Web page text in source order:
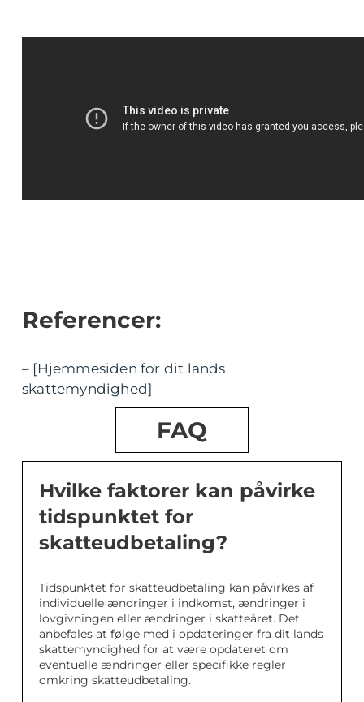
Referencer:
– [Hjemmesiden for dit lands
skattemyndighed]
FAQ
Hvilke faktorer kan påvirke
tidspunktet for
skatteudbetaling?
Tidspunktet for skatteudbetaling kan påvirkes af
individuelle ændringer i indkomst, ændringer i
lovgivningen eller ændringer i skatteåret. Det
anbefales at følge med i opdateringer fra dit lands
skattemyndighed for at være opdateret om
eventuelle ændringer eller specifikke regler
omkring skatteudbetaling.